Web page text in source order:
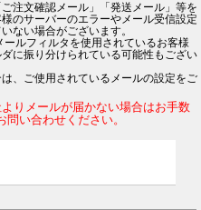
注文確認メール」「発送メール」等を
のサーバーのエラーやメール受信設定
ない場合がございます。
ルフィルタを使用されているお客様
に振り分けられている可能性もござい
、ご使用されているメールの設定をご
りメールが届かない場合はお手数
い合わせください。